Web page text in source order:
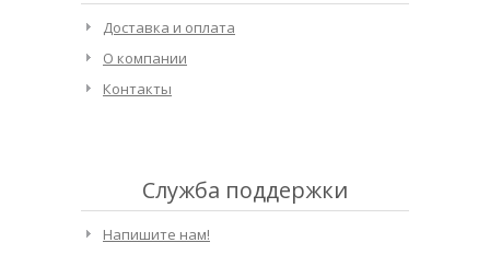
Доставка и оплата
О компании
Контакты
Служба поддержки
Напишите нам!